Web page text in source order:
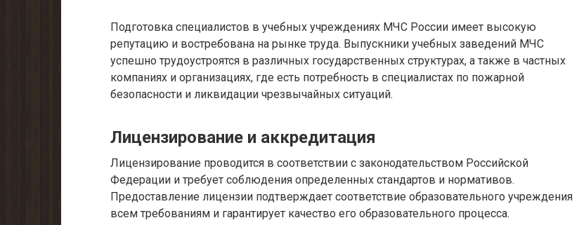
Подготовка специалистов в учебных учреждениях МЧС России имеет высокую
репутацию и востребована на рынке труда. Выпускники учебных заведений МЧС
успешно трудоустроятся в различных государственных структурах, а также в частных
компаниях и организациях, где есть потребность в специалистах по пожарной
безопасности и ликвидации чрезвычайных ситуаций.
Лицензирование и аккредитация
Лицензирование проводится в соответствии с законодательством Российской
Федерации и требует соблюдения определенных стандартов и нормативов.
Предоставление лицензии подтверждает соответствие образовательного учреждения
всем требованиям и гарантирует качество его образовательного процесса.